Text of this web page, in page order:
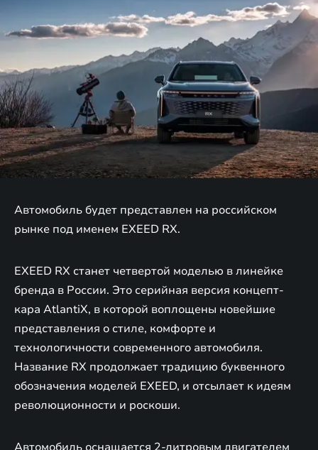
Автомобиль будет представлен на российском
рынке под именем EXEED RX.
EXEED RX станет четвертой моделью в линейке
бренда в России. Это серийная версия концепт-
кара AtlantiX, в которой воплощены новейшие
представления о стиле, комфорте и
технологичности современного автомобиля.
Название RX продолжает традицию буквенного
обозначения моделей EXEED, и отсылает к идеям
революционности и роскоши.